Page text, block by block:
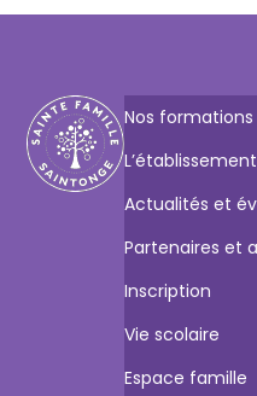
Nos formations
L’établissement
Actualités et
Partenaires et
Inscription
Vie scolaire
Espace famille